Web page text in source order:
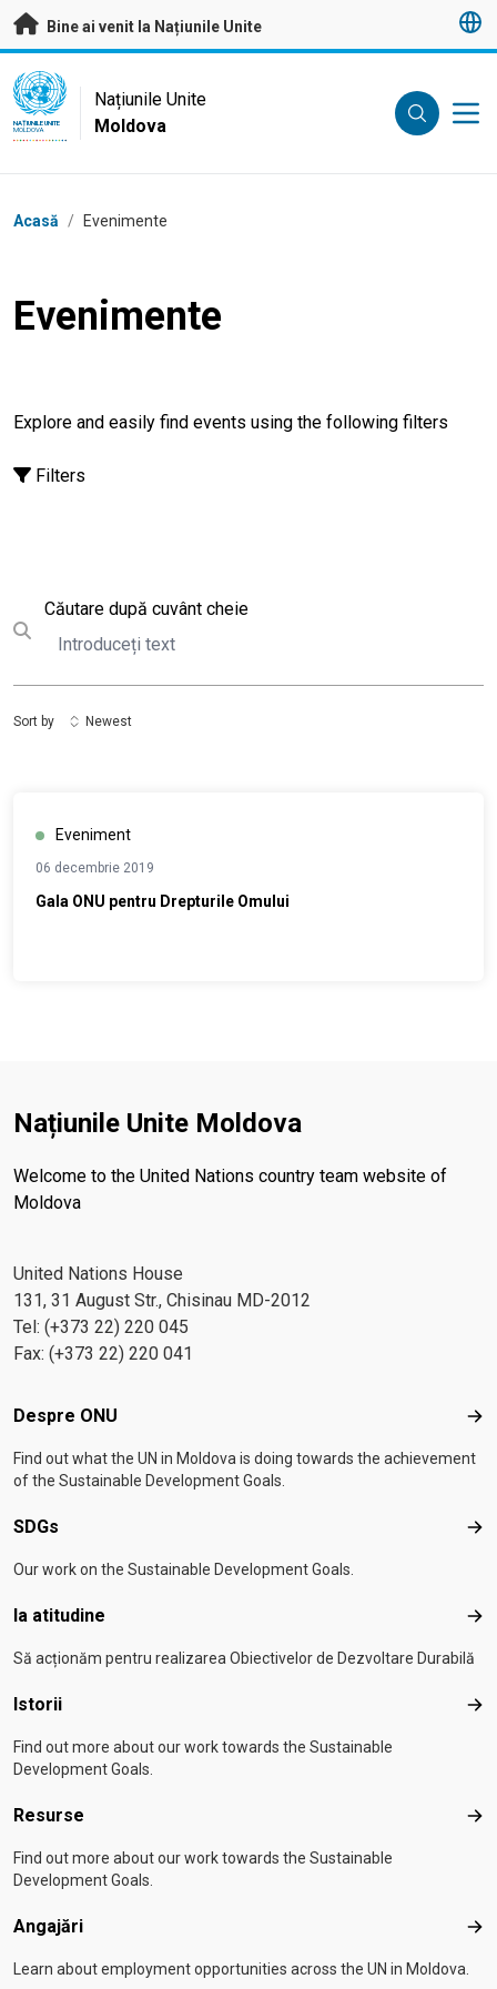
A trece la conținutul principal
Bine ai venit la Națiunile Unite
UN Logo
NAȚIUNILE UNITE
MOLDOVA
Națiunile Unite
Moldova
Breadcrumb
Acasă / Evenimente
Evenimente
Explore and easily find events using the following filters
Filters
Submit search
Căutare după cuvânt cheieCăutare
Sort by Newest
Eveniment
06 decembrie 2019
Gala ONU pentru Drepturile Omului
Națiunile Unite Moldova
Welcome to the United Nations country team website of
Moldova
United Nations House
131, 31 August Str., Chisinau MD-2012
Tel: (+373 22) 220 045
Fax: (+373 22) 220 041
Footer menu
Despre ONU
Find out what the UN in Moldova is doing towards the achievement
of the Sustainable Development Goals.
SDGs
Our work on the Sustainable Development Goals.
Ia atitudine Ia
Să acționăm pentru realizarea Obiectivelor de Dezvoltare Durabilă
Istorii
Find out more about our work towards the Sustainable
Development Goals.
Resurse
Find out more about our work towards the Sustainable
Development Goals.
Angajări
Learn about employment opportunities across the UN in Moldova.